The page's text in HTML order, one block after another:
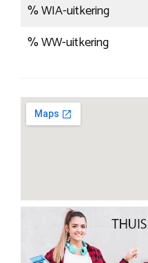
% WIA-uitkering
% WW-uitkering